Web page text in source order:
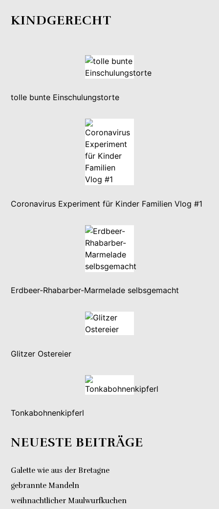
KINDGERECHT
tolle bunte Einschulungstorte
Coronavirus Experiment für Kinder Familien Vlog #1
Erdbeer-Rhabarber-Marmelade selbsgemacht
Glitzer Ostereier
Tonkabohnenkipferl
NEUESTE BEITRÄGE
Galette wie aus der Bretagne
gebrannte Mandeln
weihnachtlicher Maulwurfkuchen